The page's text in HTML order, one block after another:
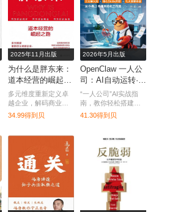
课程
每天听本书
电子书
2025年11月出版
为什么是胖东来：
道本经营的崛起之
路
多元维度重新定义卓
越企业，解码商业进
化的“中国智慧”。
34.99得到贝
2026年5月出版
OpenClaw 一人公
司：AI自动运转·轻
资产智能创收
“一人公司”AI实战指
南，教你轻松搭建智
能创收体系，实现高
效自动化运营。
41.30得到贝